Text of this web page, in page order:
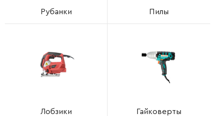
Рубанки Пилы
Лобзики Гайковерты